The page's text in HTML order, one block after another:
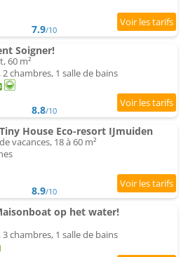
7.9/10
Soigner!
60 m²
chambres, 1 salle de bains
8.8/10
House Eco-resort IJmuiden
vacances, 18 à 60 m²
8.9/10
op het water!
chambres, 1 salle de bains